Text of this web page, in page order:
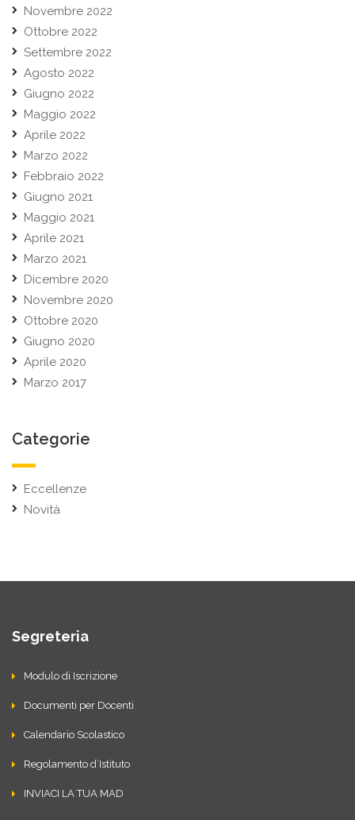
Novembre 2022
Ottobre 2022
Settembre 2022
Agosto 2022
Giugno 2022
Maggio 2022
Aprile 2022
Marzo 2022
Febbraio 2022
Giugno 2021
Maggio 2021
Aprile 2021
Marzo 2021
Dicembre 2020
Novembre 2020
Ottobre 2020
Giugno 2020
Aprile 2020
Marzo 2017
Categorie
Eccellenze
Novità
Segreteria
Modulo di Iscrizione
Documenti per Docenti
Calendario Scolastico
Regolamento d’Istituto
INVIACI LA TUA MAD